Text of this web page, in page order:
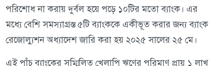
পরিশোধ না করায় দুর্বল হয়ে পড়ে ১০টির মতো ব্যাংক। এর
মধ্যে বেশি সমস্যাগ্রস্ত ৫টি ব্যাংককে একীভূত করার জন্য ব্যাংক
রেজোল্যুশন অধ্যাদেশ জারি করা হয় ২০২৫ সালের ২৫ মে।
এই পাঁচ ব্যাংকের সম্মিলিত খেলাপি ঋণের পরিমাণ প্রায় ১ লাখ